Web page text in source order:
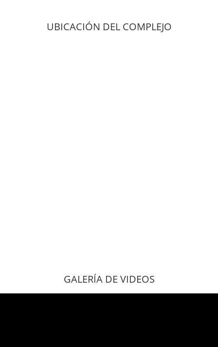
UBICACIÓN DEL COMPLEJO
GALERÍA DE VIDEOS